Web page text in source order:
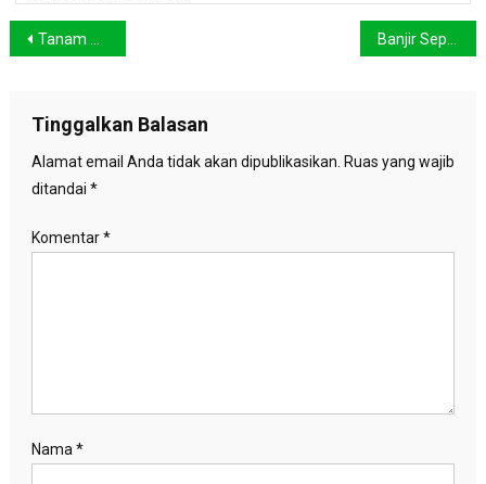
Navigasi
Tanam Pohon Kelengkeng di Pelalawan, Wapres Ingatkan Pesan Nabi Muhammad
Tinggalkan Balasan
Alamat email Anda tidak akan dipublikasikan. Ruas yang wajib
ditandai *
Komentar*
Nama *